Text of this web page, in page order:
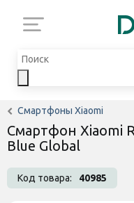
Смартфоны Xiaomi
Смартфон Xiaomi
Blue Global
Код товара: 40985